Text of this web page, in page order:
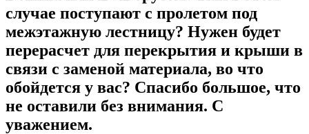
случае поступают с пролетом под
межэтажную лестницу? Нужен будет
перерасчет для перекрытия и крыши в
связи с заменой материала, во что
обойдется у вас? Спасибо большое, что
не оставили без внимания. С
уважением.